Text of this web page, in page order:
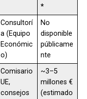
*
Consultorí
a (Equipo
Económic
o)
No
disponible
públicame
nte
Comisario
UE,
consejos
~3–5
millones €
(estimado